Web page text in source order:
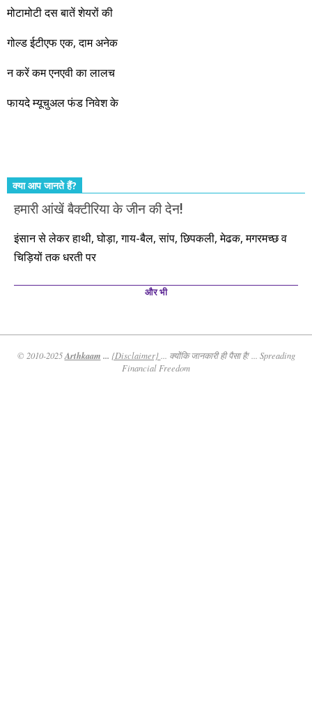
जबरदस्त प्रगति के साल होने जा रहे हैं। इस दौरान एक साल में दोगुना ही
आएंगे। दूसरे आपको बस उल्लू बनाएंगे। केवल हम ही हैं जो पूरी ईमानदारी
और सत्यनिष्ठा से आपके लिए निवेश के हर रविवार को शानदार मौके लेकर
कर्महीन नर पावत नाहीं। आपके हिस्से का कुछ कर्म हम कर दे रहे हैं। बाकी
मोटामोटी दस बातें शेयरों की
गोल्ड ईटीएफ एक, दाम अनेक
न करें कम एनएवी का लालच
फायदे म्यूचुअल फंड निवेश के
क्या आप जानते हैं?
हमारी आंखें बैक्टीरिया के जीन की देन!
इंसान से लेकर हाथी, घोड़ा, गाय-बैल, सांप, छिपकली, मेढक, मगरमच्छ व
चिड़ियों तक धरती पर
और भी
© 2010-2025Arthkaam ... {Disclaimer}
... क्योंकि जानकारी ही पैसा है! ... Spreading
Financial Freedom